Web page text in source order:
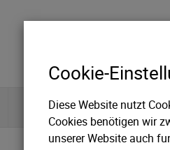
INTERNET
Cookie-
Diese Website nutzt
Cookies benötigen wir
unserer Website auch